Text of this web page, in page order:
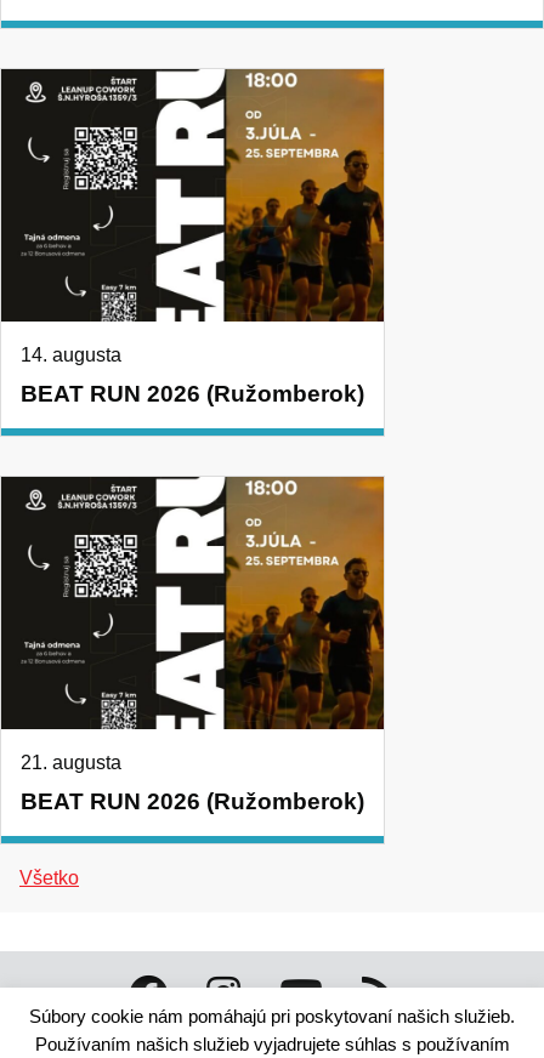
BEAT RUN 2026 (Ružomberok)
14. augusta
BEAT RUN 2026 (Ružomberok)
21. augusta
Všetko
Technický dodávateľ: ANTIK Telecom, s. r. o. |
Súbory cookie nám pomáhajú pri poskytovaní našich služieb.
Používaním našich služieb vyjadrujete súhlas s používaním